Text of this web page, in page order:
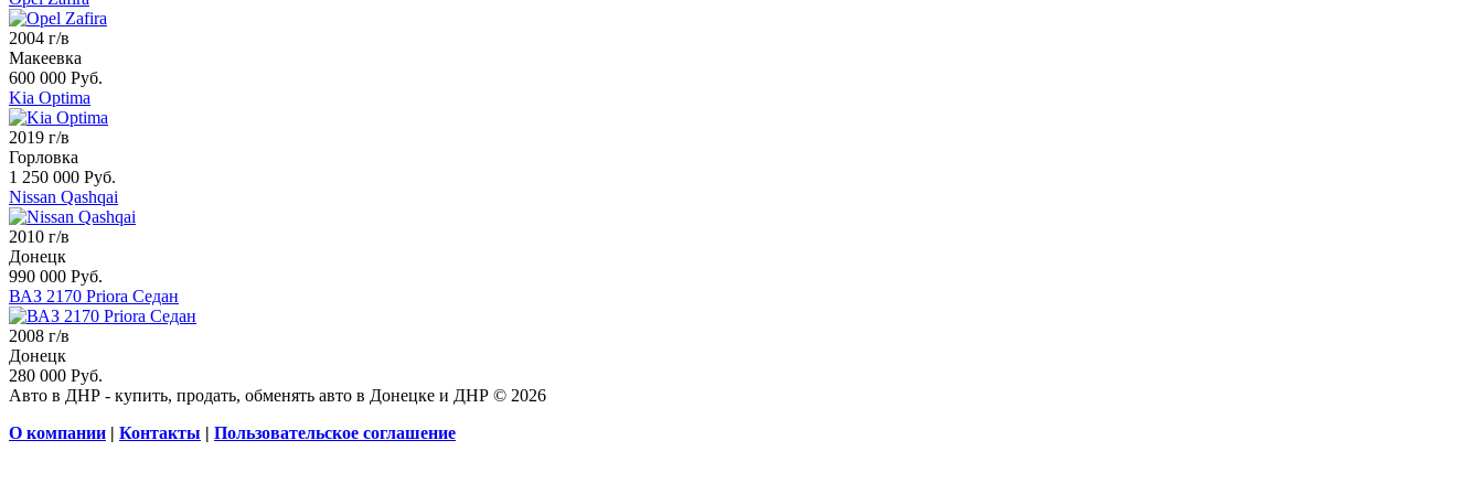
2004 г/в
Макеевка
600 000 Руб.
Kia Optima
2019 г/в
Горловка
1 250 000 Руб.
Nissan Qashqai
2010 г/в
Донецк
990 000 Руб.
ВАЗ 2170 Priora Седан
2008 г/в
Донецк
280 000 Руб.
Авто в ДНР - купить, продать, обменять авто в Донецке и ДНР © 2026
О компании | Контакты | Пользовательское соглашение